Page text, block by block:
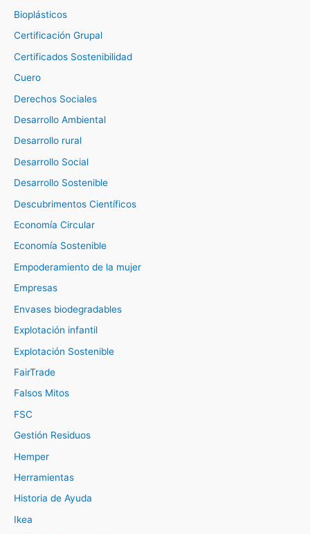
Bioplásticos
Certificación Grupal
Certificados Sostenibilidad
Cuero
Derechos Sociales
Desarrollo Ambiental
Desarrollo rural
Desarrollo Social
Desarrollo Sostenible
Descubrimentos Científicos
Economía Circular
Economía Sostenible
Empoderamiento de la mujer
Empresas
Envases biodegradables
Explotación infantil
Explotación Sostenible
FairTrade
Falsos Mitos
FSC
Gestión Residuos
Hemper
Herramientas
Historia de Ayuda
Ikea